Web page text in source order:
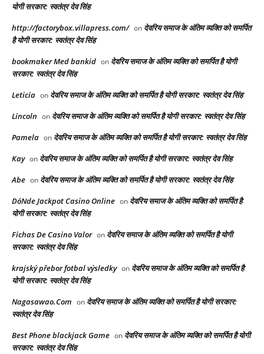
योगी सरकार: स्वतंत्र देव सिंह
http://factorybox.villapress.com/ on देवरिय समाज के अंतिम व्यक्ति को समर्पित
है योगी सरकार: स्वतंत्र देव सिंह
bookmaker Med bankid on देवरिय समाज के अंतिम व्यक्ति को समर्पित है योगी
सरकार: स्वतंत्र देव सिंह
Leticia on देवरिय समाज के अंतिम व्यक्ति को समर्पित है योगी सरकार: स्वतंत्र देव सिंह
Lincoln on देवरिय समाज के अंतिम व्यक्ति को समर्पित है योगी सरकार: स्वतंत्र देव सिंह
Pamela on देवरिय समाज के अंतिम व्यक्ति को समर्पित है योगी सरकार: स्वतंत्र देव सिंह
Kay on देवरिय समाज के अंतिम व्यक्ति को समर्पित है योगी सरकार: स्वतंत्र देव सिंह
Abe on देवरिय समाज के अंतिम व्यक्ति को समर्पित है योगी सरकार: स्वतंत्र देव सिंह
DóNde Jackpot Casino Online on देवरिय समाज के अंतिम व्यक्ति को समर्पित है
योगी सरकार: स्वतंत्र देव सिंह
Fichas De Casino Valor on देवरिय समाज के अंतिम व्यक्ति को समर्पित है योगी
सरकार: स्वतंत्र देव सिंह
krajský přebor fotbal výsledky on देवरिय समाज के अंतिम व्यक्ति को समर्पित है
योगी सरकार: स्वतंत्र देव सिंह
Nagasawao.Com on देवरिय समाज के अंतिम व्यक्ति को समर्पित है योगी सरकार:
स्वतंत्र देव सिंह
Best Phone blackjack Game on देवरिय समाज के अंतिम व्यक्ति को समर्पित है योगी
सरकार: स्वतंत्र देव सिंह